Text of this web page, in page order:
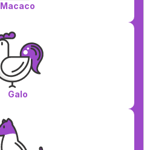
Macaco
Galo